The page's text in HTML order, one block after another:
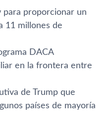
proporcionar un
11 millones de
DACA
en la frontera entre
de Trump que
países de mayoría